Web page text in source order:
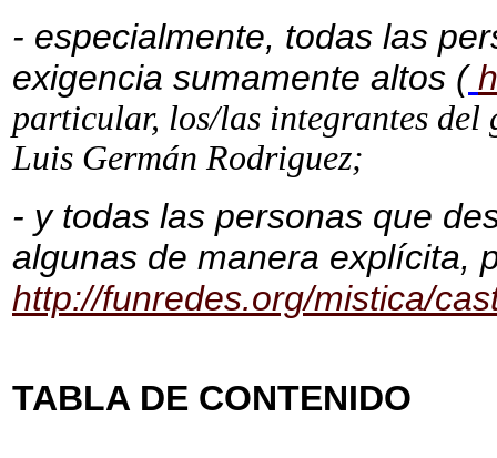
- especialmente, todas las
exigencia sumamente altos (
particular, los/las integrantes del
Luis Germán Rodriguez;
- y todas las personas que
algunas de manera explícita,
http://funredes.org/mistica/
TABLA DE CONTENIDO